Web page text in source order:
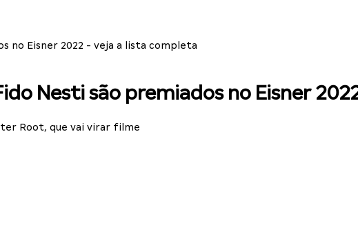
no Eisner 2022 - veja a lista completa
Nesti são premiados no Eisner
Root, que vai virar filme